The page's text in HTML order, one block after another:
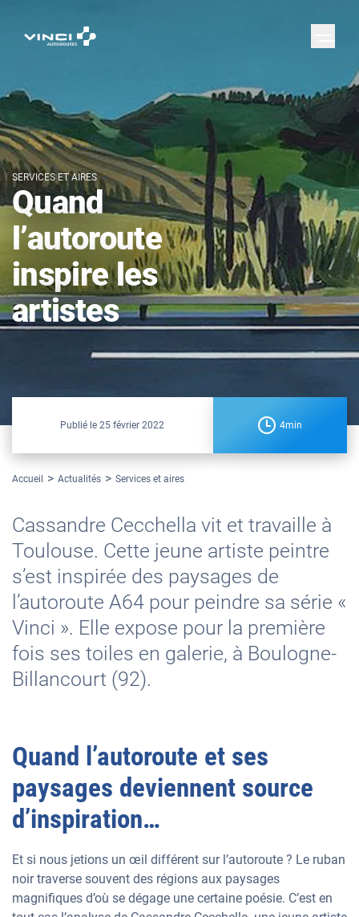
SERVICES ET AIRES
Quand
l’autoroute
inspire les
artistes
Publié le25 février 2022 4min
Accueil Actualités Services et aires
Cassandre Cecchella vit et travaille à
Toulouse. Cette jeune artiste peintre
s’est inspirée des paysages de
l’autoroute A64 pour peindre sa série «
Vinci ». Elle expose pour la première
fois ses toiles en galerie, à Boulogne-
Billancourt (92).
Quand l’autoroute et ses
paysages deviennent source
d’inspiration…
Et si nous jetions un œil différent sur l’autoroute ? Le ruban
noir traverse souvent des régions aux paysages
magnifiques d’où se dégage une certaine poésie. C’est en